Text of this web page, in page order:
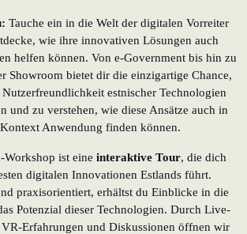
Tauche ein in die Welt der digitalen Vorreiter
wie ihre innovativen Lösungen auch
helfen können. Von e-Government bis hin zu
Showroom bietet dir die einzigartige Chance,
estnischer Technologien
und zu verstehen, wie diese Ansätze auch in
Anwendung finden können.
Workshop ist eine interaktive Tour, die dich
digitalen Innovationen Estlands führt.
praxisorientiert, erhältst du Einblicke in die
Potenzial dieser Technologien. Durch Live-
Erfahrungen und Diskussionen öffnen wir